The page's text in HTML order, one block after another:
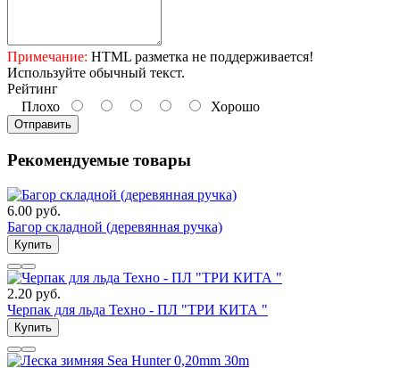
Примечание: HTML разметка не поддерживается!
Используйте обычный текст.
Рейтинг
Плохо
Хорошо
Отправить
Рекомендуемые товары
6.00 руб.
Багор складной (деревянная ручка)
Купить
2.20 руб.
Черпак для льда Техно - ПЛ "ТРИ КИТА "
Купить